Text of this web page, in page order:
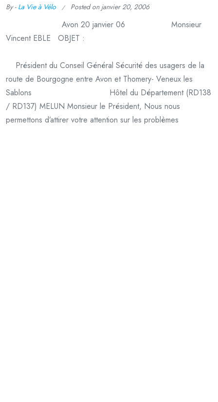
By - La Vie à Vélo Posted on janvier 20, 2006
Avon 20 janvier 06 Monsieur
Vincent EBLE OBJET :
Président du Conseil Général Sécurité des usagers de la
route de Bourgogne entre Avon et Thomery- Veneux les
Sablons Hôtel du Département (RD138
/ RD137) MELUN Monsieur le Président, Nous nous
permettons d’attirer votre attention sur les problèmes